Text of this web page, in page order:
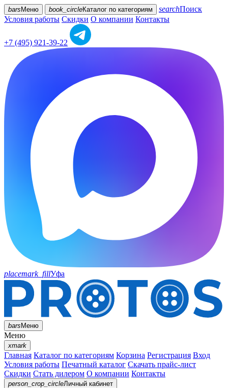
bars Меню book_circleКаталог по категориям searchПоиск
Условия работы Скидки О компании Контакты
+7 (495) 921-39-22
placemark_fillУфа
barsМеню
Меню
xmark
Главная Каталог по категориям Корзина Регистрация Вход
Условия работы Печатный каталог Скачать прайс-лист
Скидки Стать дилером О компании Контакты
person_crop_circleЛичный кабинет